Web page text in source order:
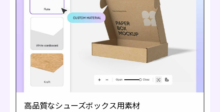
高品質なシューズボックス用素材